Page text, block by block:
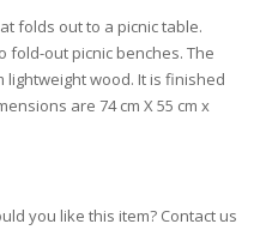
folds out to a picnic table.
fold-out picnic benches. The
lightweight wood. It is finished
are 74 cm X 55 cm x
you like this item? Contact us